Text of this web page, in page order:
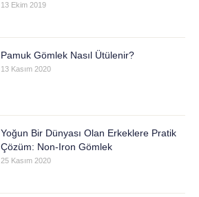
13 Ekim 2019
Pamuk Gömlek Nasıl Ütülenir?
13 Kasım 2020
Yoğun Bir Dünyası Olan Erkeklere Pratik
Çözüm: Non-Iron Gömlek
25 Kasım 2020